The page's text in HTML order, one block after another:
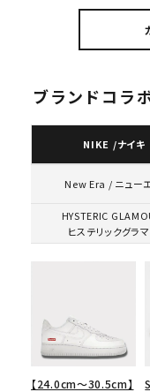
ブランドコラ
NIKE /ナイキ
New Era / ニュー
HYSTERIC
ヒステリックグラ
【24.0cm～30.5cm】